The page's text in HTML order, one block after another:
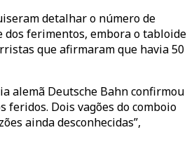
detalhar o número de
dos ferimentos, embora o tabloide
que afirmaram que havia 50
alemã Deutsche Bahn confirmou
feridos. Dois vagões do comboio
ainda desconhecidas”,